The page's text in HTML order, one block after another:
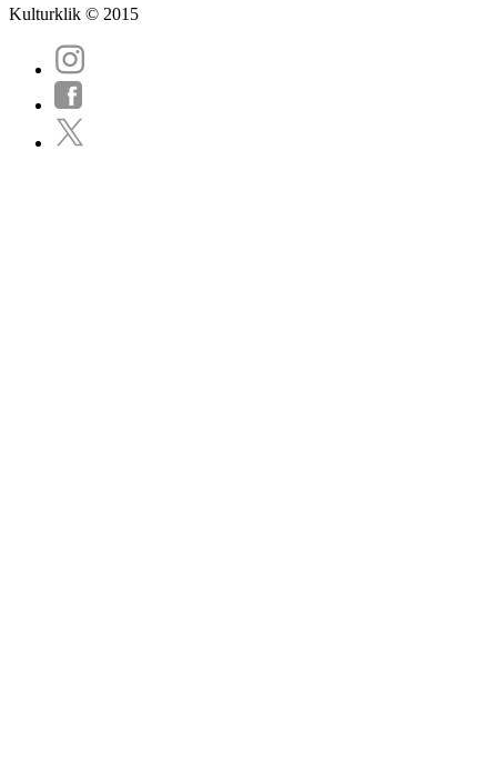
Kulturklik © 2015